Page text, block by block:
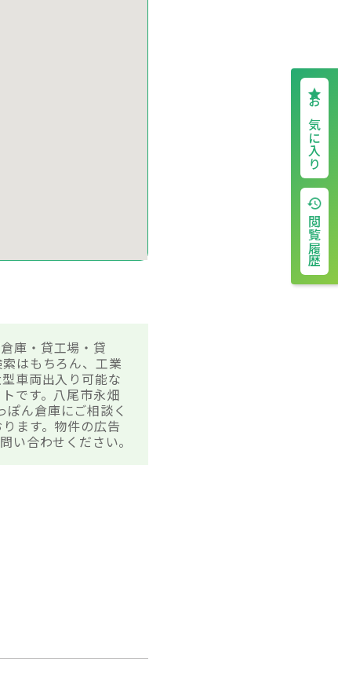
お気に入り
閲覧履歴
庫・貸工場・貸
はもちろん、工業
車両出入り可能な
です。八尾市永畑
ん倉庫にご相談く
ます。物件の広告
い合わせください。